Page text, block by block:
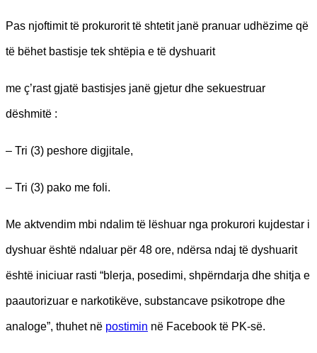
Pas njoftimit të prokurorit të shtetit janë pranuar udhëzime që
të bëhet bastisje tek shtëpia e të dyshuarit
me ç’rast gjatë bastisjes janë gjetur dhe sekuestruar
dëshmitë :
– Tri (3) peshore digjitale,
– Tri (3) pako me foli.
Me aktvendim mbi ndalim të lëshuar nga prokurori kujdestar i
dyshuar është ndaluar për 48 ore, ndërsa ndaj të dyshuarit
është iniciuar rasti “blerja, posedimi, shpërndarja dhe shitja e
paautorizuar e narkotikëve, substancave psikotrope dhe
analoge”, thuhet në postimin në Facebook të PK-së.